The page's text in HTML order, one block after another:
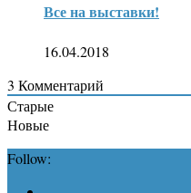
Все на выставки!
16.04.2018
3 Комментарий
Старые
Новые
Follow: